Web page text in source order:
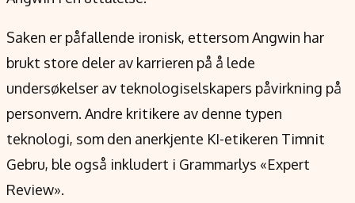
Saken er påfallende ironisk, ettersom Angwin har
brukt store deler av karrieren på å lede
undersøkelser av teknologiselskapers påvirkning på
personvern. Andre kritikere av denne typen
teknologi, som den anerkjente KI-etikeren Timnit
Gebru, ble også inkludert i Grammarlys «Expert
Review».